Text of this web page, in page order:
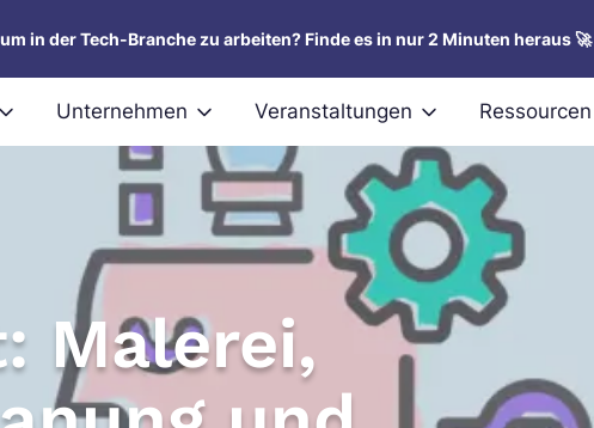
in der Tech-Branche zu arbeiten? Finde es in nur 2 Minuten heraus 🚀
Unternehmen Veranstaltungen Ressourcen
Malerei,